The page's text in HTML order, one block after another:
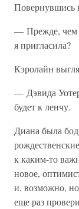
Повернувшись
— Прежде, чем
я пригласила?
Кэролайн
— Дэвида
будет к ленчу.
Диана была
к каким-то
новое,
и, возможно,
еще раз